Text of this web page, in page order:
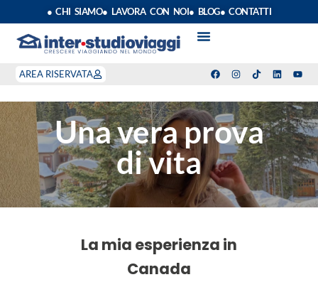
● CHI SIAMO● LAVORA CON NOI● BLOG● CONTATTI
AREA RISERVATA
Una vera prova
di vita
La mia esperienza in
Canada